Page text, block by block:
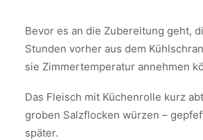
Bevor es an die Zubereitung geht,
Stunden vorher aus dem
sie Zimmertemperatur annehmen
Das Fleisch mit Küchenrolle kurz
groben Salzflocken würzen –
später.